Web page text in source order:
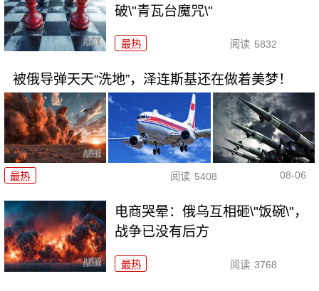
破\"青瓦台魔咒\"
最热 阅读 5832
被俄导弹天天“洗地”，泽连斯基还在做着美梦！
最热 阅读 5408 08-06
电商哭晕：俄乌互相砸\"饭碗\"，
战争已没有后方
最热 阅读 3768